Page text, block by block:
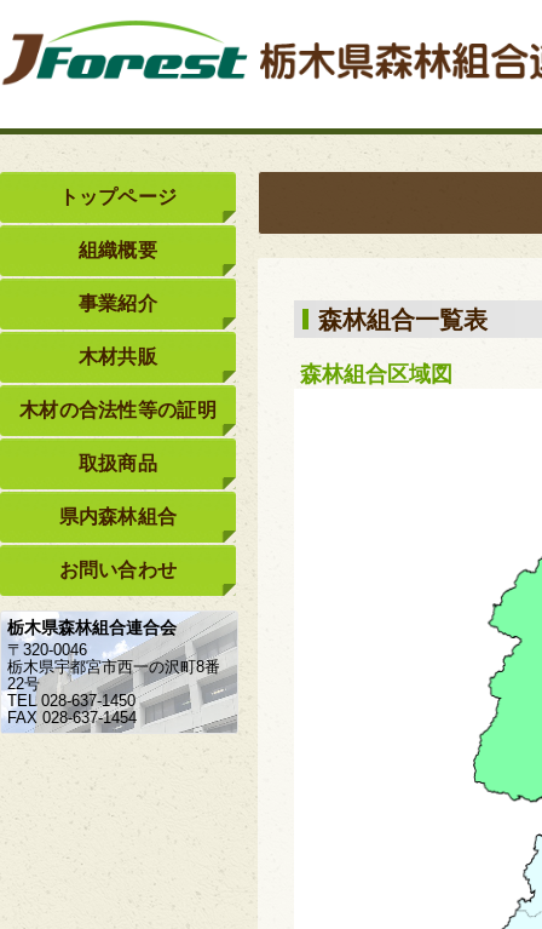
森林組合一覧表
森林組合区域図
トップページ
組織概要
事業紹介
木材共販
木材の合法性等の証明
取扱商品
県内森林組合
お問い合わせ
栃木県森林組合連合会
〒320-0046
栃木県宇都宮市西一の沢町8番
22号
TEL 028-637-1450
FAX 028-637-1454